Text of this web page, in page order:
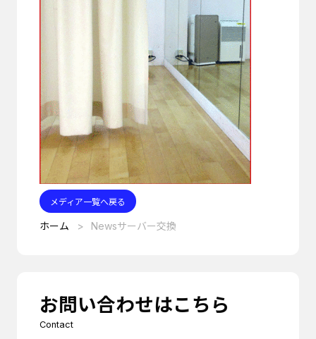
メディア一覧へ戻る
ホーム Newsサーバー交換
お問い合わせはこちら
Contact